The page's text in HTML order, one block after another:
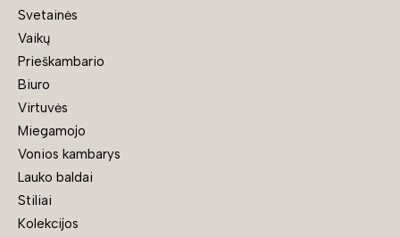
Svetainės
Vaikų
Prieškambario
Biuro
Virtuvės
Miegamojo
Vonios kambarys
Lauko baldai
Stiliai
Kolekcijos